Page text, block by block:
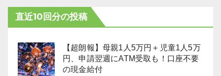
直近10回分の投稿
【超朗報】母親1人5万円＋児童1人5万
円、申請翌週にATM受取も！口座不要
の現金給付